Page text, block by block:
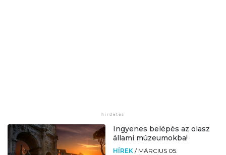
Ingyenes belépés az olasz
állami múzeumokba!
HÍREK / MÁRCIUS 05.